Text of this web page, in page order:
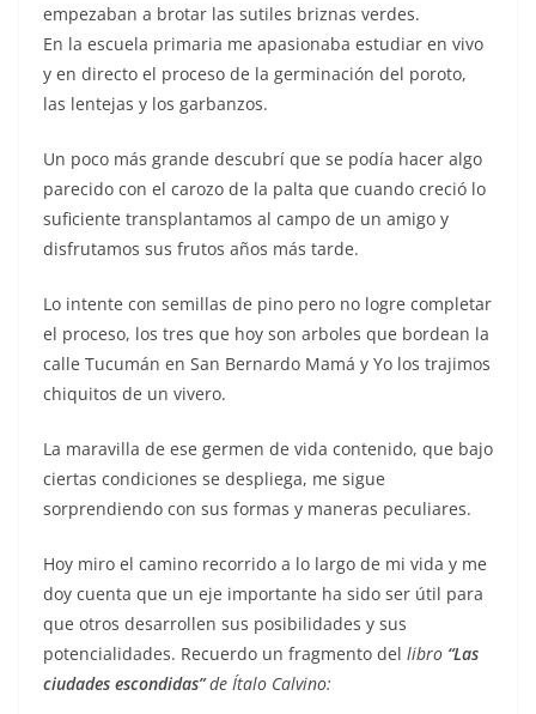
empezaban a brotar las sutiles briznas verdes.
En la escuela primaria me apasionaba estudiar en vivo
y en directo el proceso de la germinación del poroto,
las lentejas y los garbanzos.
Un poco más grande descubrí que se podía hacer algo
parecido con el carozo de la palta que cuando creció lo
suficiente transplantamos al campo de un amigo y
disfrutamos sus frutos años más tarde.
Lo intente con semillas de pino pero no logre completar
el proceso, los tres que hoy son arboles que bordean la
calle Tucumán en San Bernardo Mamá y Yo los trajimos
chiquitos de un vivero.
La maravilla de ese germen de vida contenido, que bajo
ciertas condiciones se despliega, me sigue
sorprendiendo con sus formas y maneras peculiares.
Hoy miro el camino recorrido a lo largo de mi vida y me
doy cuenta que un eje importante ha sido ser útil para
que otros desarrollen sus posibilidades y sus
potencialidades. Recuerdo un fragmento del libro “Las
ciudades escondidas”de Ítalo Calvino: